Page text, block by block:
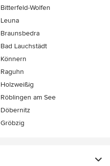
Bitterfeld-Wolfen
Leuna
Braunsbedra
Bad Lauchstädt
Könnern
Raguhn
Holzweißig
Röblingen am See
Döbernitz
Gröbzig